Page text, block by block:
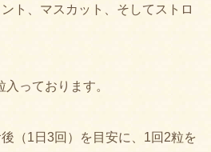
ト、マスカット、そしてストロ
っております。
（1日3回）を目安に、1回2粒を